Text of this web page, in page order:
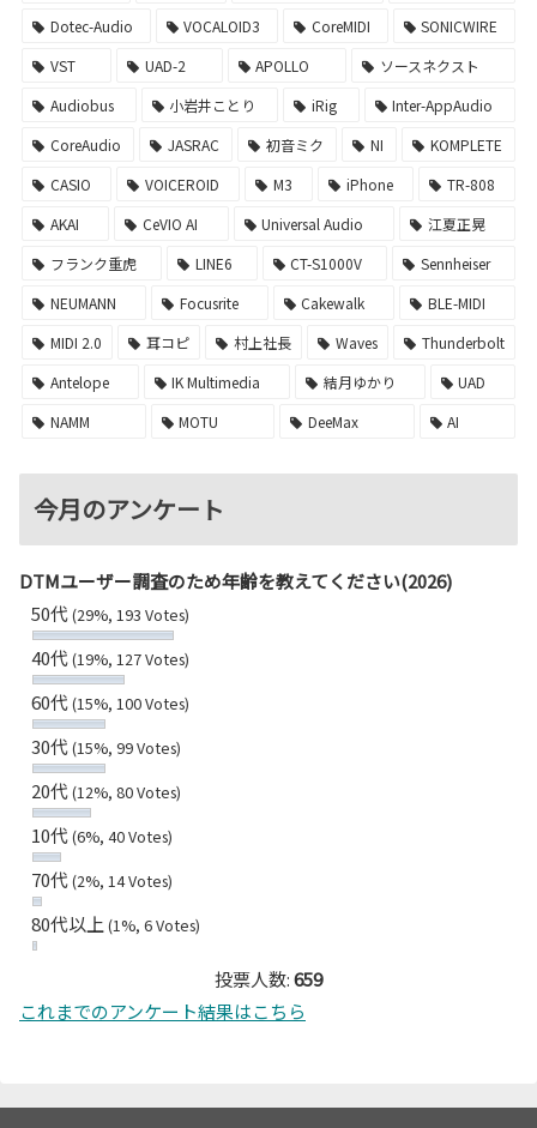
Dotec-Audio
VOCALOID3 CoreMIDI
SONICWIRE
VST
UAD-2 APOLLO
ソースネクスト
Audiobus
小岩井ことり iRig
Inter-AppAudio
CoreAudio
JASRAC 初音ミク NI
KOMPLETE
CASIO
VOICEROID M3 iPhone
TR-808
AKAI
CeVIO AI Universal Audio
江夏正晃
フランク重虎
LINE6 CT-S1000V
Sennheiser
NEUMANN
Focusrite Cakewalk
BLE-MIDI
MIDI 2.0
耳コピ 村上社長 Waves
Thunderbolt
Antelope
IK Multimedia 結月ゆかり
UAD
NAMM
MOTU DeeMax AI
今月のアンケート
DTMユーザー調査のため年齢を教えてください(2026)
50代(29%, 193 Votes)
40代(19%, 127 Votes)
60代(15%, 100 Votes)
30代(15%, 99 Votes)
20代(12%, 80 Votes)
10代(6%, 40 Votes)
70代(2%, 14 Votes)
80代以上 (1%, 6 Votes)
投票人数:659
これまでのアンケート結果はこちら